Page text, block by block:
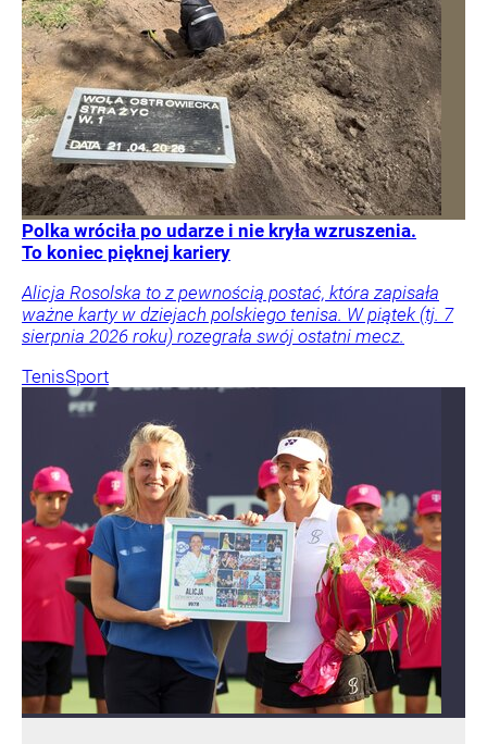
Polka wróciła po udarze i nie kryła wzruszenia.
To koniec pięknej kariery
Alicja Rosolska to z pewnością postać, która zapisała
ważne karty w dziejach polskiego tenisa. W piątek (tj. 7
sierpnia 2026 roku) rozegrała swój ostatni mecz.
TenisSport